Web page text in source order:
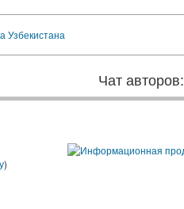
Узбекистана
Чат авторов:
)